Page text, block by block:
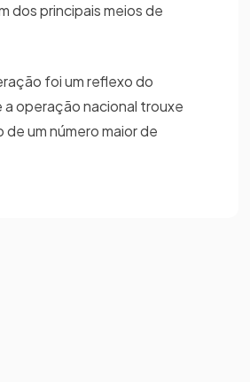
dos principais meios de
foi um reflexo do
operação nacional trouxe
um número maior de